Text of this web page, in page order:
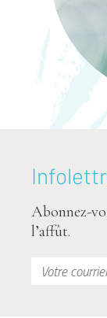
Abonnez-
l’affût.